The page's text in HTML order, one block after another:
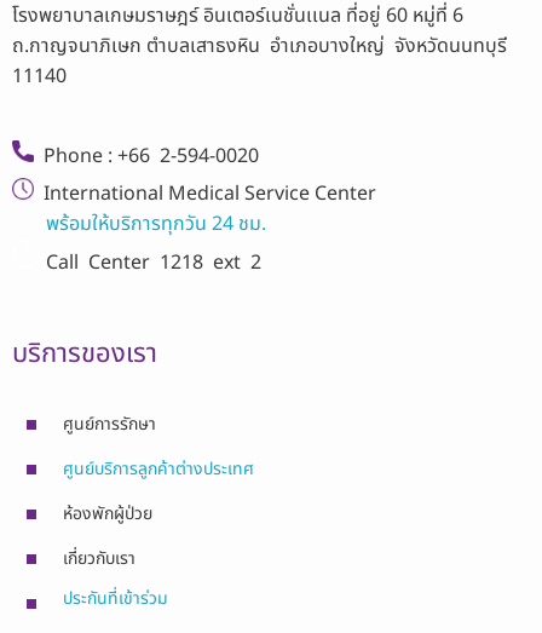
โรงพยาบาลเกษมราษฎร์ อินเตอร์เนชั่นเเนล ที่อยู่ 60 หมู่ที่ 6
ถ.กาญจนาภิเษก ตำบลเสาธงหิน อำเภอบางใหญ่ จังหวัดนนทบุรี
11140
Phone : +66 2-594-0020
International Medical Service Center
พร้อมให้บริการทุกวัน 24 ชม.
Call Center 1218 ext 2
บริการของเรา
ศูนย์การรักษา
ศูนย์บริการลูกค้าต่างประเทศ
ห้องพักผู้ป่วย
เกี่ยวกับเรา
ประกันที่เข้าร่วม